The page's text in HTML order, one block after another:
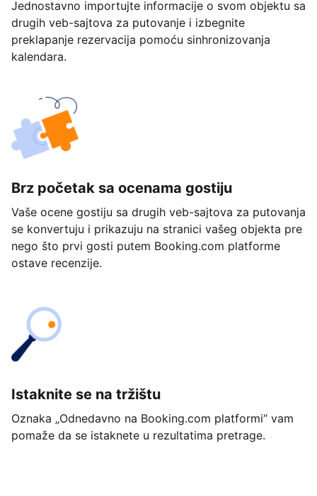
Jednostavno importujte informacije o svom objektu sa
drugih veb-sajtova za putovanje i izbegnite
preklapanje rezervacija pomoću sinhronizovanja
kalendara.
Brz početak sa ocenama gostiju
Vaše ocene gostiju sa drugih veb-sajtova za putovanja
se konvertuju i prikazuju na stranici vašeg objekta pre
nego što prvi gosti putem Booking.com platforme
ostave recenzije.
Istaknite se na tržištu
Oznaka „Odnedavno na Booking.com platformi“ vam
pomaže da se istaknete u rezultatima pretrage.